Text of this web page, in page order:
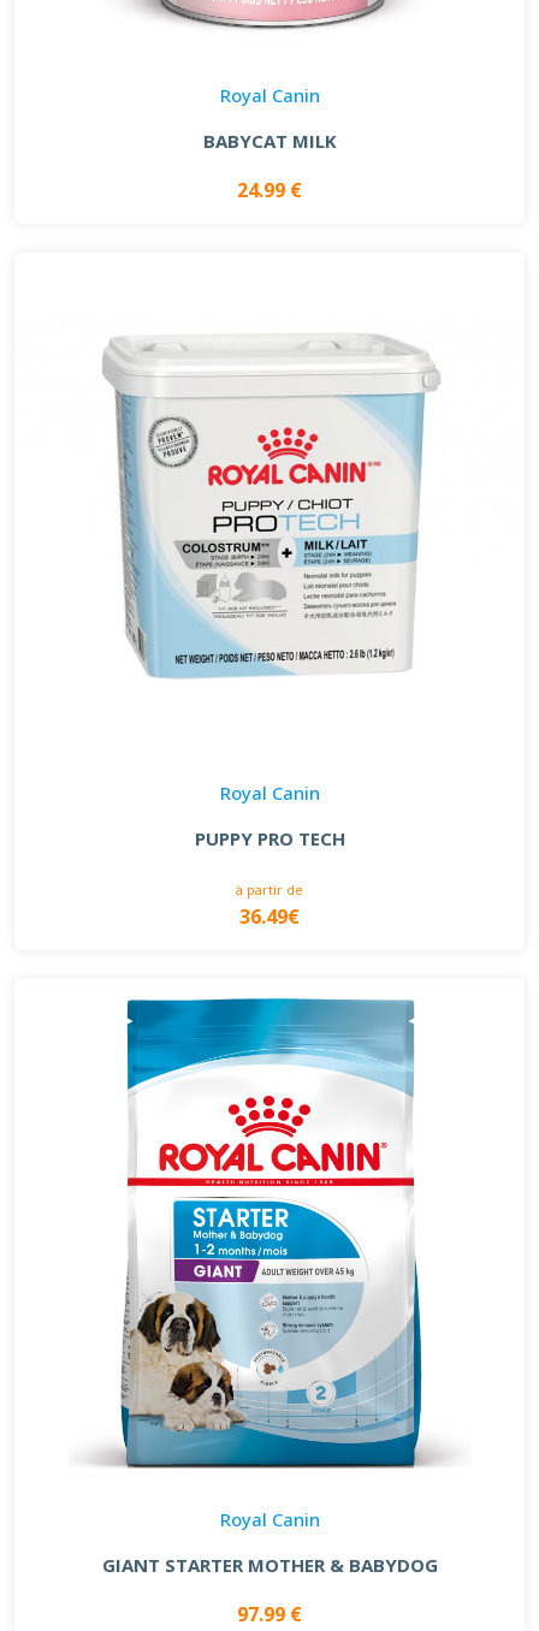
Royal Canin
BABYCAT MILK
24.99 €
Royal Canin
PUPPY PRO TECH
à partir de
36.49€
Royal Canin
GIANT STARTER MOTHER & BABYDOG
97.99 €